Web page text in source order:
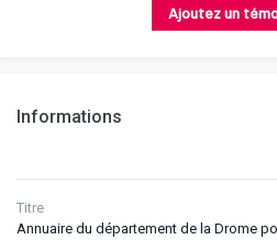
Informations
Titre
Annuaire du département de la Drome
Ajoutez un